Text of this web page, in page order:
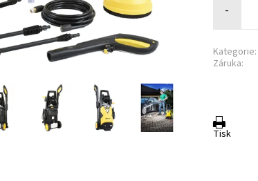
-
Kategorie:
Záruka:
Tisk